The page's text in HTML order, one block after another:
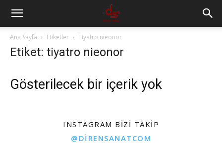
Ana Sayfa Etiketler Tiyatro nieonor
Etiket: tiyatro nieonor
Gösterilecek bir içerik yok
INSTAGRAM BIZI TAKIP
@DIRENSANATCOM